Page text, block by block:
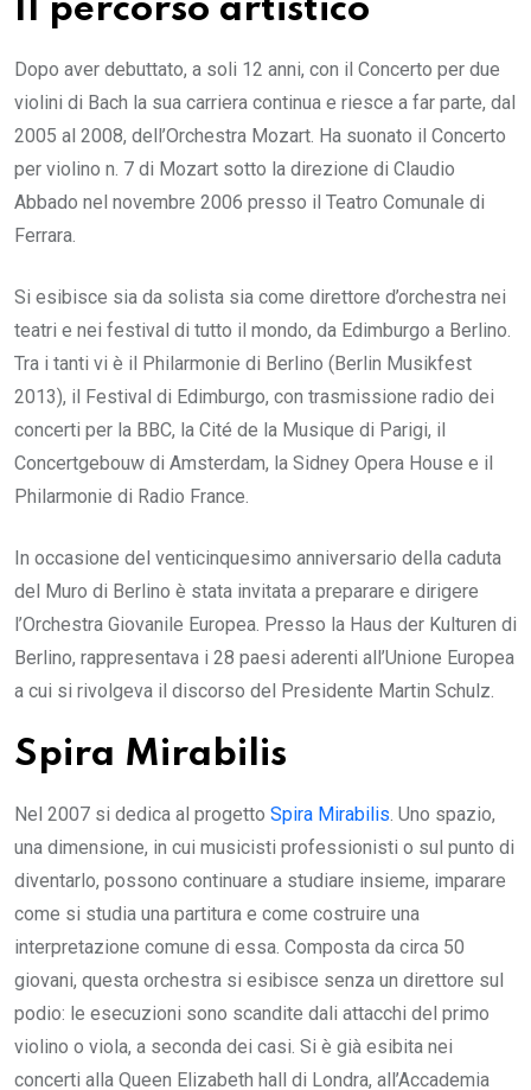
Il percorso artistico
Dopo aver debuttato, a soli 12 anni, con il Concerto per due
violini di Bach la sua carriera continua e riesce a far parte, dal
2005 al 2008, dell’Orchestra Mozart. Ha suonato il Concerto
per violino n. 7 di Mozart sotto la direzione di Claudio
Abbado nel novembre 2006 presso il Teatro Comunale di
Ferrara.
Si esibisce sia da solista sia come direttore d’orchestra nei
teatri e nei festival di tutto il mondo, da Edimburgo a Berlino.
Tra i tanti vi è il Philarmonie di Berlino (Berlin Musikfest
2013), il Festival di Edimburgo, con trasmissione radio dei
concerti per la BBC, la Cité de la Musique di Parigi, il
Concertgebouw di Amsterdam, la Sidney Opera House e il
Philarmonie di Radio France.
In occasione del venticinquesimo anniversario della caduta
del Muro di Berlino è stata invitata a preparare e dirigere
l’Orchestra Giovanile Europea. Presso la Haus der Kulturen di
Berlino, rappresentava i 28 paesi aderenti all’Unione Europea
a cui si rivolgeva il discorso del Presidente Martin Schulz.
Spira Mirabilis
Nel 2007 si dedica al progetto Spira Mirabilis . Uno spazio,
una dimensione, in cui musicisti professionisti o sul punto di
diventarlo, possono continuare a studiare insieme, imparare
come si studia una partitura e come costruire una
interpretazione comune di essa. Composta da circa 50
giovani, questa orchestra si esibisce senza un direttore sul
podio: le esecuzioni sono scandite dali attacchi del primo
violino o viola, a seconda dei casi. Si è già esibita nei
concerti alla Queen Elizabeth hall di Londra, all’Accademia